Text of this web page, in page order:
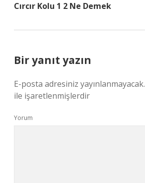
Cırcır Kolu 1 2 Ne Demek
Bir yanıt yazın
E-posta adresiniz yayınlanmayacak.
ile işaretlenmişlerdir
Yorum